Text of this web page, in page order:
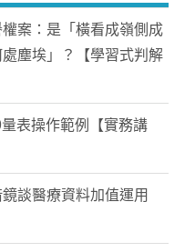
案：是「橫看成嶺側成
塵埃」？【學習式判解
表操作範例【實務講
談醫療資料加值運用